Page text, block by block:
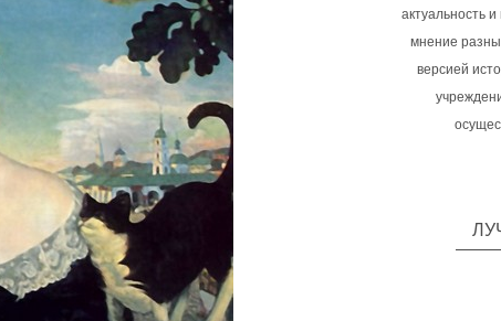
актуальность
мнение
версией